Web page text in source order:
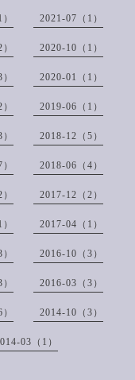
2021-07（1）
2020-10（1）
2020-01（1）
2019-06（1）
2018-12（5）
2018-06（4）
2017-12（2）
2017-04（1）
2016-10（3）
2016-03（3）
2014-10（3）
03（1）